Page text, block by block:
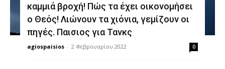
καμμιά βροχή! Πώς τα έχει οικονομήσει
ο Θεός! Λιώνουν τα χιόνια, γεμίζουν οι
πηγές. Παισιος για Τανκς
agiospaisios - 2 Φεβρουαρίου 2022 0